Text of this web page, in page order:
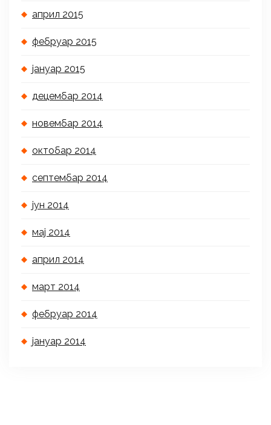
април 2015
фебруар 2015
јануар 2015
децембар 2014
новембар 2014
октобар 2014
септембар 2014
јун 2014
мај 2014
април 2014
март 2014
фебруар 2014
јануар 2014